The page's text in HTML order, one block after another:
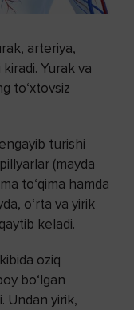
arteriya,
Yurak va
to‘xtovsiz
turishi
(mayda
to‘qima hamda
o‘rta va yirik
keladi.
oziq
bo‘lgan
Undan yirik,